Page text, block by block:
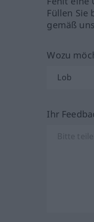
Füllen Sie
gemäß
Wozu
Ihr